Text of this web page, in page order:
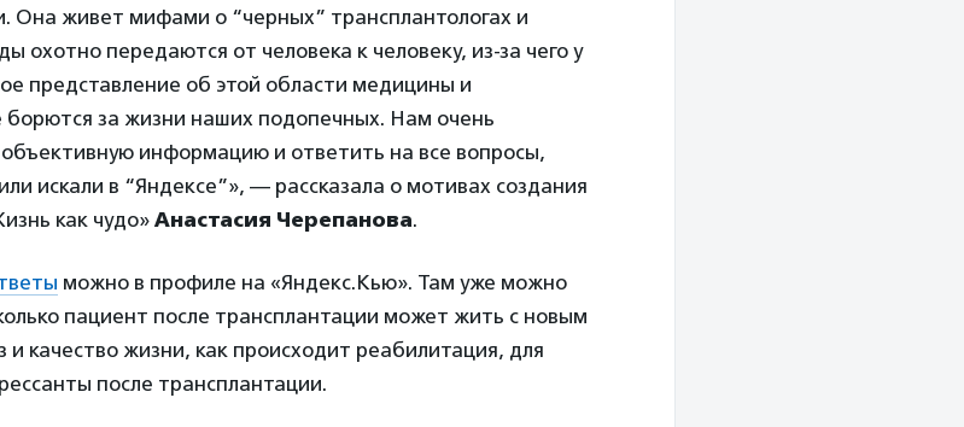
Она живет мифами о “черных” трансплантологах и
охотно передаются от человека к человеку, из-за чего у
представление об этой области медицины и
борются за жизни наших подопечных. Нам очень
информацию и ответить на все вопросы,
искали в “Яндексе”», — рассказала о мотивах создания
как чудо» Анастасия Черепанова.
можно в профиле на «Яндекс.Кью». Там уже можно
пациент после трансплантации может жить с новым
и качество жизни, как происходит реабилитация, для
после трансплантации.